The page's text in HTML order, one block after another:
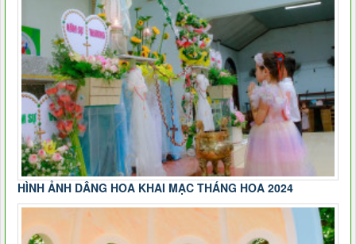
HÌNH ẢNH DÂNG HOA KHAI MẠC THÁNG HOA 2024